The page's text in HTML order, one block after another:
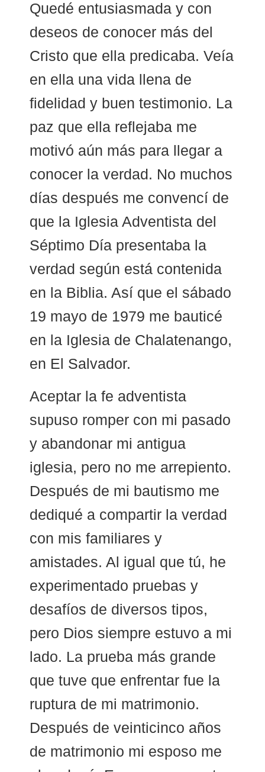
Quedé entusiasmada y con
deseos de conocer más del
Cristo que ella predicaba. Veía
en ella una vida llena de
fidelidad y buen testimonio. La
paz que ella reflejaba me
motivó aún más para llegar a
conocer la verdad. No muchos
días después me convencí de
que la Iglesia Adventista del
Séptimo Día presentaba la
verdad según está contenida
en la Biblia. Así que el sábado
19 mayo de 1979 me bauticé
en la Iglesia de Chalatenango,
en El Salvador.
Aceptar la fe adventista
supuso romper con mi pasado
y abandonar mi antigua
iglesia, pero no me arrepiento.
Después de mi bautismo me
dediqué a compartir la verdad
con mis familiares y
amistades. Al igual que tú, he
experimentado pruebas y
desafíos de diversos tipos,
pero Dios siempre estuvo a mi
lado. La prueba más grande
que tuve que enfrentar fue la
ruptura de mi matrimonio.
Después de veinticinco años
de matrimonio mi esposo me